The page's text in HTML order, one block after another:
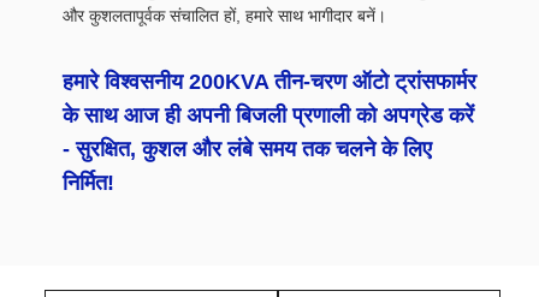
और कुशलतापूर्वक संचालित हों, हमारे साथ भागीदार बनें।
हमारे विश्वसनीय 200KVA तीन-चरण ऑटो ट्रांसफार्मर
के साथ आज ही अपनी बिजली प्रणाली को अपग्रेड करें
- सुरक्षित, कुशल और लंबे समय तक चलने के लिए
निर्मित!